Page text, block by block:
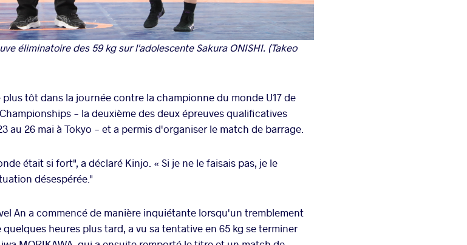
éliminatoire des 59 kg sur l'adolescente Sakura ONISHI. (Takeo
tôt dans la journée contre la championne du monde U17 de
- la deuxième des deux épreuves qualificatives
au 26 mai à Tokyo - et a permis d'organiser le match de barrage.
était si fort", a déclaré Kinjo. « Si je ne le faisais pas, je le
désespérée."
An a commencé de manière inquiétante lorsqu'un tremblement
heures plus tard, a vu sa tentative en 65 kg se terminer